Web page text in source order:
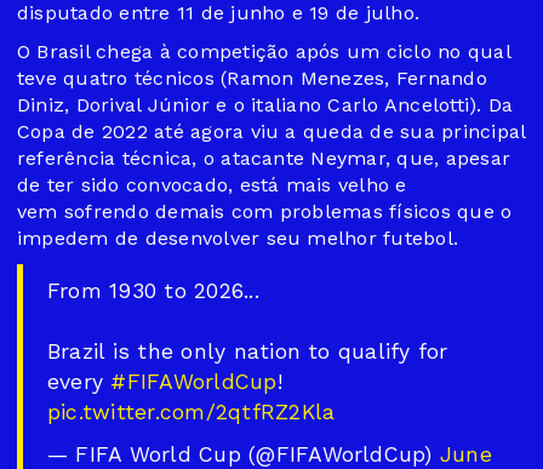
disputado entre 11 de junho e 19 de julho.
O Brasil chega à competição após um ciclo no qual
teve quatro técnicos (Ramon Menezes, Fernando
Diniz, Dorival Júnior e o italiano Carlo Ancelotti). Da
Copa de 2022 até agora viu a queda de sua principal
referência técnica, o atacante Neymar, que, apesar
de ter sido convocado, está mais velho e
vem sofrendo demais com problemas físicos que o
impedem de desenvolver seu melhor futebol.
From 1930 to 2026...
Brazil is the only nation to qualify for
every #FIFAWorldCup!
pic.twitter.com/2qtfRZ2Kla
— FIFA World Cup (@FIFAWorldCup) June